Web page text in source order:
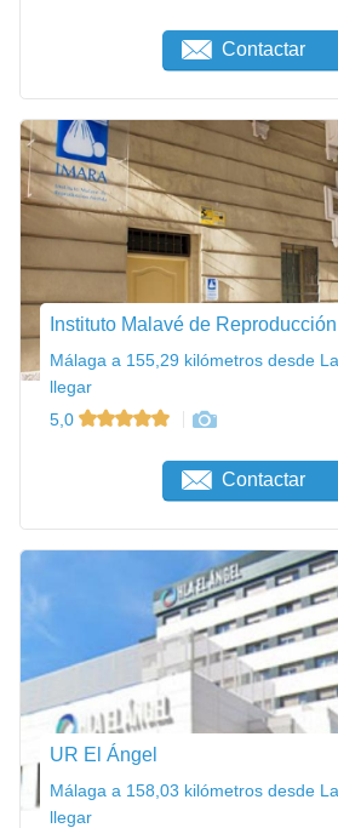
Contactar
Instituto Malavé de
Málaga a 155,29 kilómetros desde
llegar
5,0
Contactar
UR El Ángel
Málaga a 158,03 kilómetros desde
llegar